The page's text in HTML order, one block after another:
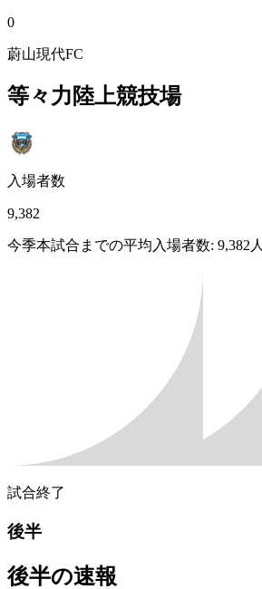
0
蔚山現代FC
等々力陸上競技場
入場者数
9,382
今季本試合までの平均入場者数: 9,382人
試合終了
後半
後半の速報